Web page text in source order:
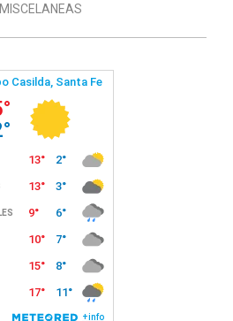
MISCELANEAS